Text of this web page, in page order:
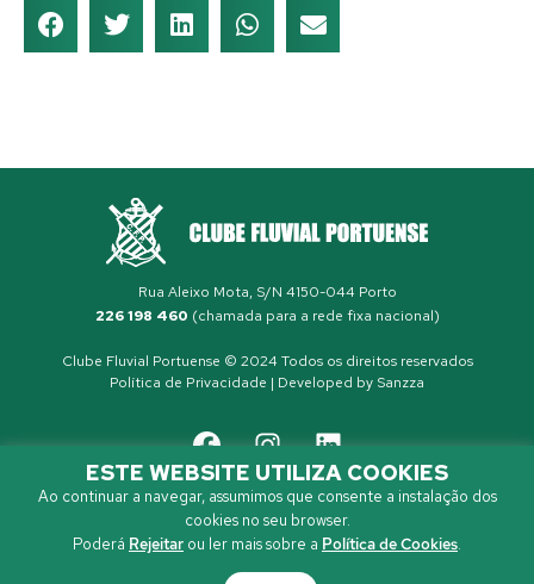
Rua Aleixo Mota, S/N 4150-044 Porto
226 198 460 (chamada para a rede fixa nacional)
Clube Fluvial Portuense © 2024 Todos os direitos reservados
Política de Privacidade | Developed by Sanzza
ESTE WEBSITE UTILIZA COOKIES
Ao continuar a navegar, assumimos que consente a instalação dos
cookies no seu browser.
Poderá Rejeitar ou ler mais sobre a Política de Cookies.